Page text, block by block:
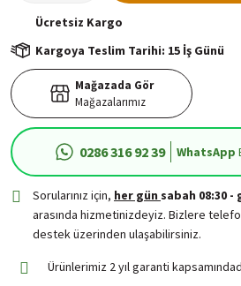
Ücretsiz Kargo
Kargoya Teslim Tarihi: 15 İş Günü
Mağazada Gör
Mağazalarımız
0286 316 92 39 WhatsApp
Sorularınız için, her gün sabah 08:30 -
arasında hizmetinizdeyiz. Bizlere
destek üzerinden ulaşabilirsiniz.
Ürünlerimiz 2 yıl garanti